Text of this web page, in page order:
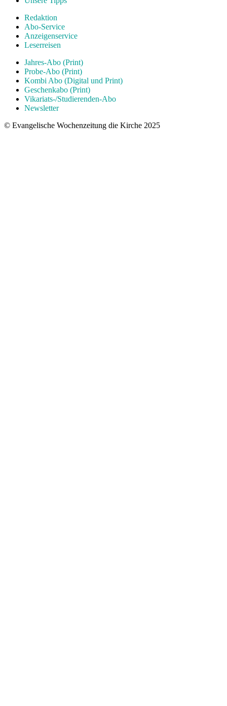
Redaktion
Abo-Service
Anzeigenservice
Leserreisen
Jahres-Abo (Print)
Probe-Abo (Print)
Kombi Abo (Digital und Print)
Geschenkabo (Print)
Vikariats-/Studierenden-Abo
Newsletter
© Evangelische Wochenzeitung die Kirche 2025